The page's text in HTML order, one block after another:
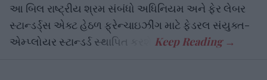
આ બિલ રાષ્ટ્રીય શ્રમ સંબંધો અધિનિયમ અને ફેર લેબર
સ્ટાન્ડર્ડ્સ એક્ટ હેઠળ ફ્રેન્ચાઇઝીંગ માટે ફેડરલ સંયુક્ત-
એમ્પ્લોયર સ્ટાન્ડર્ડ સ્થાપિત કરશે.